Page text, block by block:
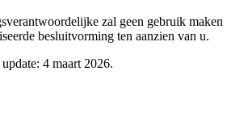
zal geen gebruik maken
besluitvorming ten aanzien van u.
4 maart 2026.